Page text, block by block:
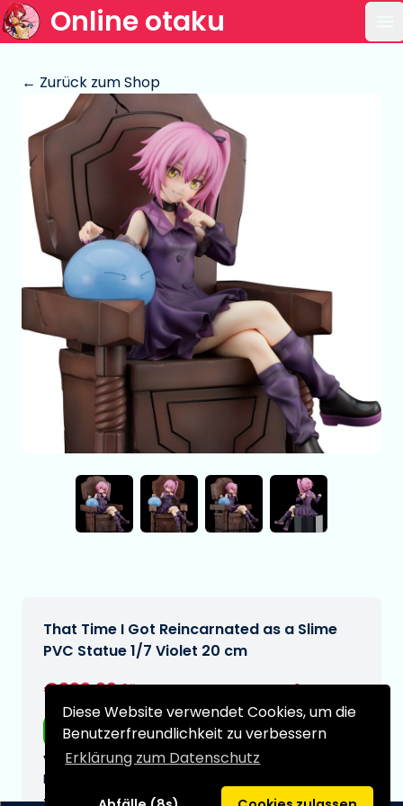
Diese Website verwendet Cookies, um die
Benutzerfreundlichkeit zu verbessern
Erklärung zum Datenschutz
Online otaku
← Zurück zum Shop
That Time I Got Reincarnated as a Slime
PVC Statue 1/7 Violet 20 cm
€299,99
Kostenloser Versand
Voraussichtliches Lieferdatum:
N/A